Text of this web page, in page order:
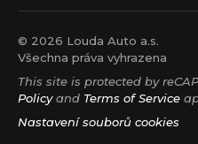
© 2026 Louda Auto a.s.
Všechna práva vyhrazena
This site is protected by
Policyand Terms of Service
Nastavení souborů cookies